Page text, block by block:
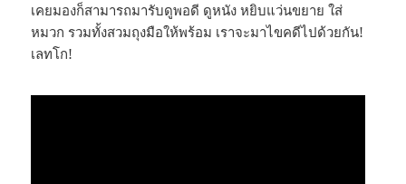
เคยมองก็สามารถมารับดูพอดี ดูหนัง หยิบแว่นขยาย ใส่
หมวก รวมทั้งสวมถุงมือให้พร้อม เราจะมาไขคดีไปด้วยกัน!
เลทโก!